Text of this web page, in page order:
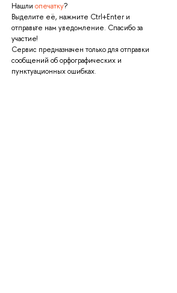
Нашли опечатку?
Выделите её, нажмите Ctrl+Enter и
отправьте нам уведомление. Спасибо за
участие!
Сервис предназначен только для отправки
сообщений об орфографических и
пунктуационных ошибках.